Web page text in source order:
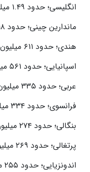
انگلیسی؛ حدود ۱.۴۹ میلیارد گویشور
ماندارین چینی؛ حدود ۱.۱۸ میلیارد گویشور
هندی؛ حدود ۶۱۱ میلیون گویشور
اسپانیایی؛ حدود ۵۶۱ میلیون گویشور
عربی؛ حدود ۳۳۵ میلیون گویشور
فرانسوی؛ حدود ۳۳۴ میلیون گویشور
بنگالی؛ حدود ۲۷۴ میلیون گویشور
پرتغالی؛ حدود ۲۶۹ میلیون گویشور
اندونزیایی؛ حدود ۲۵۵ میلیون گویشور